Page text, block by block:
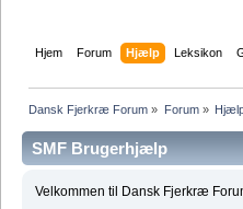
Hjem Forum Hjælp Leksikon
Dansk Fjerkræ Forum » Forum»
SMF Brugerhjælp
Velkommen til Dansk Fjerkræ